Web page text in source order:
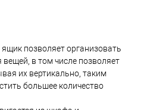
позволяет организовать
вещей, в том числе позволяет
их вертикально, таким
большее количество